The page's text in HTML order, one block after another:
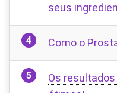
seus
Como o
Os